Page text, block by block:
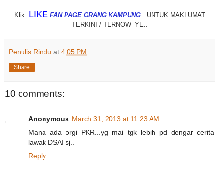
Klik LIKE FAN PAGE ORANG KAMPUNG
UNTUK MAKLUMAT
TERKINI / TERNOW YE..
Penulis Rindu at 4:05 PM
Share
10 comments:
Anonymous March 31, 2013 at 11:23 AM
Mana ada orgi PKR...yg mai tgk lebih pd dengar cerita
lawak DSAI sj..
Reply